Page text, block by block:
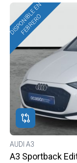
DISPONIBLE EN
FEBRERO
AUDI A3
A3 Sportback